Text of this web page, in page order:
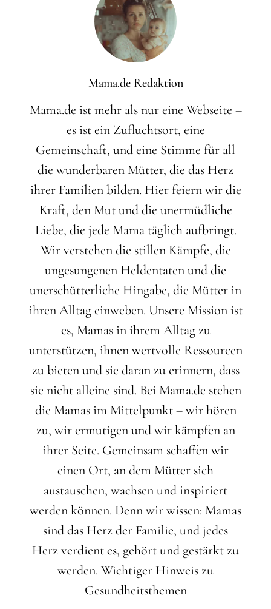
Mama.de Redaktion
Mama.de ist mehr als nur eine Webseite –
es ist ein Zufluchtsort, eine
Gemeinschaft, und eine Stimme für all
die wunderbaren Mütter, die das Herz
ihrer Familien bilden. Hier feiern wir die
Kraft, den Mut und die unermüdliche
Liebe, die jede Mama täglich aufbringt.
Wir verstehen die stillen Kämpfe, die
ungesungenen Heldentaten und die
unerschütterliche Hingabe, die Mütter in
ihren Alltag einweben. Unsere Mission ist
es, Mamas in ihrem Alltag zu
unterstützen, ihnen wertvolle Ressourcen
zu bieten und sie daran zu erinnern, dass
sie nicht alleine sind. Bei Mama.de stehen
die Mamas im Mittelpunkt – wir hören
zu, wir ermutigen und wir kämpfen an
ihrer Seite. Gemeinsam schaffen wir
einen Ort, an dem Mütter sich
austauschen, wachsen und inspiriert
werden können. Denn wir wissen: Mamas
sind das Herz der Familie, und jedes
Herz verdient es, gehört und gestärkt zu
werden. Wichtiger Hinweis zu
Gesundheitsthemen